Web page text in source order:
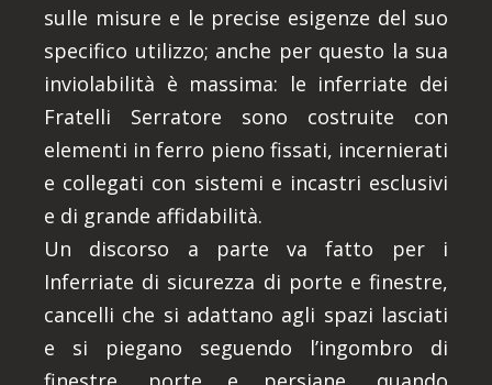
sulle misure e le precise esigenze del suo
specifico utilizzo; anche per questo la sua
inviolabilità è massima: le inferriate dei
Fratelli Serratore sono costruite con
elementi in ferro pieno fissati, incernierati
e collegati con sistemi e incastri esclusivi
e di grande affidabilità.
Un discorso a parte va fatto per i
Inferriate di sicurezza di porte e finestre,
cancelli che si adattano agli spazi lasciati
e si piegano seguendo l’ingombro di